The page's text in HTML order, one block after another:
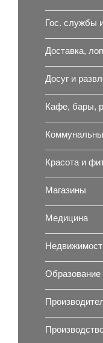
Гос. службы
Доставка,
Досуг и
Кафе, бары,
Красота и
Магазины
Медицина
Образование